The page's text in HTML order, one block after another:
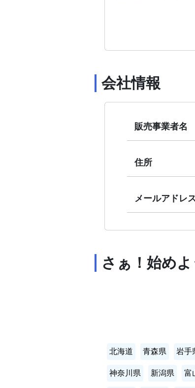
会社情報
販売事業者名
住所
メールアドレ
さぁ！始めよ
北海道 青森県 岩手
神奈川県 新潟県 富